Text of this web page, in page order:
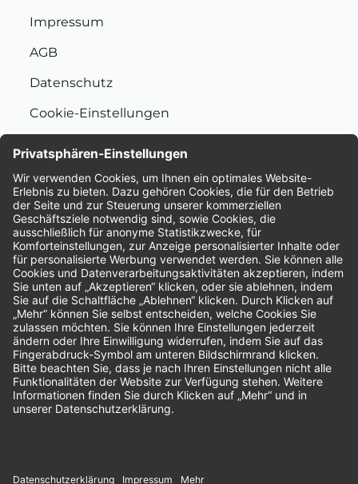
Impressum
AGB
Datenschutz
Cookie-Einstellungen
Bewertungen